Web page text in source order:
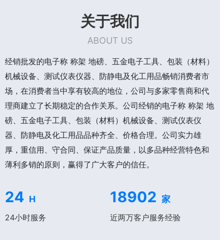
关于我们
ABOUT US
经销批发的电子称 称架 地磅、五金电子工具、包装（材料）
机械设备、测试仪表仪器、防静电及化工用品畅销消费者市
场，在消费者当中享有较高的地位，公司与多家零售商和代
理商建立了长期稳定的合作关系。公司经销的电子称 称架 地
磅、五金电子工具、包装（材料）机械设备、测试仪表仪
器、防静电及化工用品品种齐全、价格合理。公司实力雄
厚，重信用、守合同、保证产品质量，以多品种经营特色和
薄利多销的原则，赢得了广大客户的信任。
24 H
24小时服务
18902 家
近两万客户服务经验